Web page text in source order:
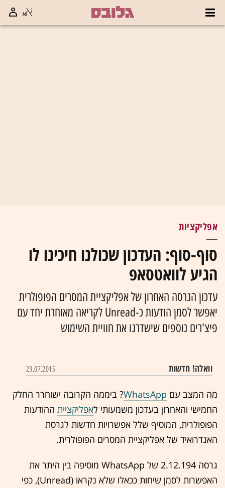
אפליקציות
סוף-סוף: העדכון שכולנו חיכינו לו
הגיע לוואטסאפ
עדכון הגרסה האחרון של אפליקציית המסרים הפופולרית
יאפשר לסמן הודעות כ-Unread לקריאה מאוחרת יחד עם
פיצ'רים נוספים שישדרגו את חוויית השימוש
וואלה! חדשות 23.07.2015
מה המצב עם WhatsApp? ביממה הקרובה ישוחרר החלק
החמישי והאחרון בעדכון משמעותי לאפליקציית ההודעות
הפופולרית, המוסיף שלל אפשרויות חדשות לגרסת
האנדרואיד של אפליקציית המסרים הפופולרית.
גרסה 2.12.194 של WhatsApp מוסיפה בין היתר את
האפשרות לסמן שיחות ככאלו שלא נקראו (Unread), כפי